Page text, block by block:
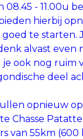
08.45 - 11.00u
hierbij
goed te starten.
alvast even
ook nog ruim
deel
opnieuw
Chasse
van 55km